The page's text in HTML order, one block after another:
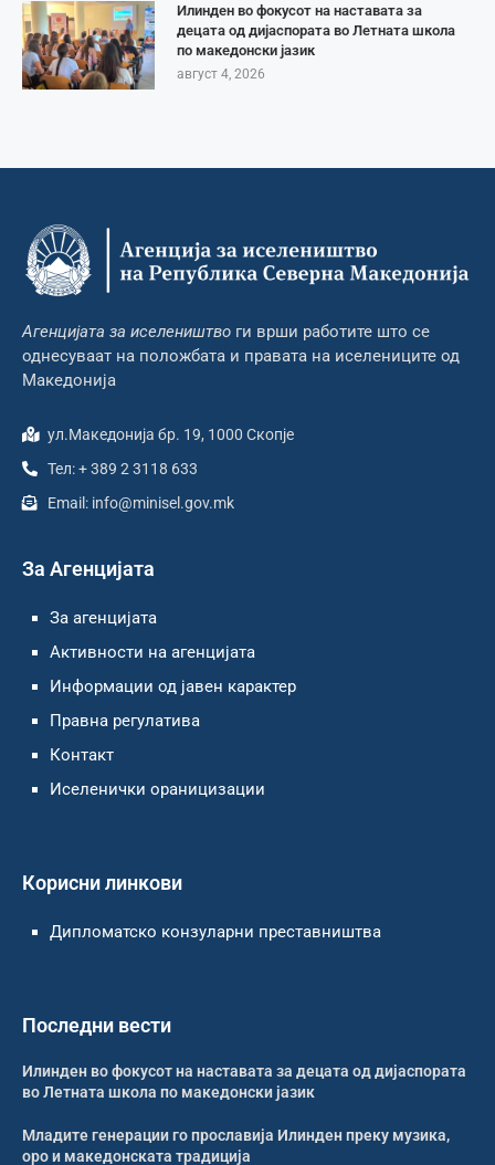
Илинден во фокусот на наставата за
децата од дијаспората во Летната школа
по македонски јазик
август 4, 2026
Агенцијата за иселеништво ги врши работите што се
однесуваат на положбата и правата на иселениците од
Македонија
ул.Македонија бр. 19, 1000 Скопје
Тел: + 389 2 3118 633
Email: info@minisel.gov.mk
За Агенцијата
За агенцијата
Активности на агенцијата
Информации од јавен карактер
Правна регулатива
Контакт
Иселенички ораницизации
Корисни линкови
Дипломатско конзуларни преставништва
Последни вести
Илинден во фокусот на наставата за децата од дијаспората
во Летната школа по македонски јазик
Младите генерации го прославија Илинден преку музика,
оро и македонската традиција